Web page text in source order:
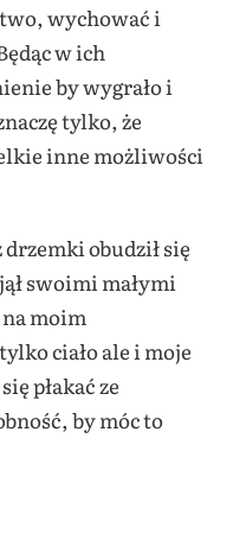
wychować i
w ich
by wygrało i
tylko, że
inne możliwości
obudził się
swoimi małymi
moim
ciało ale i moje
płakać ze
by móc to